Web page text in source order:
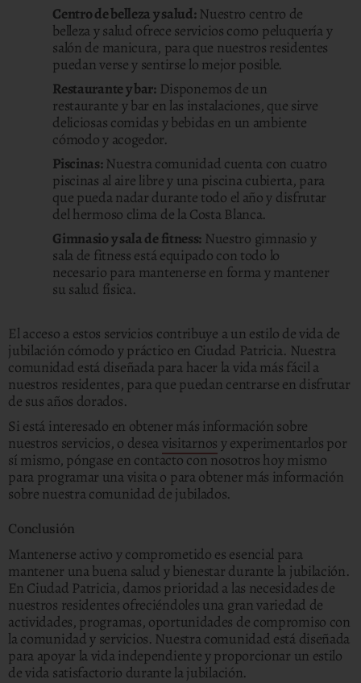
Centro de belleza y salud:Nuestro centro de
belleza y salud ofrece servicios como peluquería y
salón de manicura, para que nuestros residentes
puedan verse y sentirse lo mejor posible.
Restaurante y bar:Disponemos de un
restaurante y bar en las instalaciones, que sirve
deliciosas comidas y bebidas en un ambiente
cómodo y acogedor.
Piscinas:Nuestra comunidad cuenta con cuatro
piscinas al aire libre y una piscina cubierta, para
que pueda nadar durante todo el año y disfrutar
del hermoso clima de la Costa Blanca.
Gimnasio y sala de fitness: Nuestro gimnasio y
sala de fitness está equipado con todo lo
necesario para mantenerse en forma y mantener
su salud física.
El acceso a estos servicios contribuye a un estilo de vida de
jubilación cómodo y práctico en Ciudad Patricia. Nuestra
comunidad está diseñada para hacer la vida más fácil a
nuestros residentes, para que puedan centrarse en disfrutar
de sus años dorados.
Si está interesado en obtener más información sobre
nuestros servicios, o deseavisitarnos y experimentarlos por
sí mismo, póngase en contacto con nosotros hoy mismo
para programar una visita o para obtener más información
sobre nuestra comunidad de jubilados.
Conclusión
Mantenerse activo y comprometido es esencial para
mantener una buena salud y bienestar durante la jubilación.
En Ciudad Patricia, damos prioridad a las necesidades de
nuestros residentes ofreciéndoles una gran variedad de
actividades, programas, oportunidades de compromiso con
la comunidad y servicios. Nuestra comunidad está diseñada
para apoyar la vida independiente y proporcionar un estilo
de vida satisfactorio durante la jubilación.